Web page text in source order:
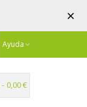
×
Ayuda
- 0,00 €